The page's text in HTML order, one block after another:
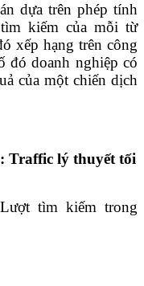
dựa trên phép tính
kiếm của mỗi từ
xếp hạng trên công
đó doanh nghiệp có
của một chiến dịch
Traffic lý thuyết tối
tìm kiếm trong